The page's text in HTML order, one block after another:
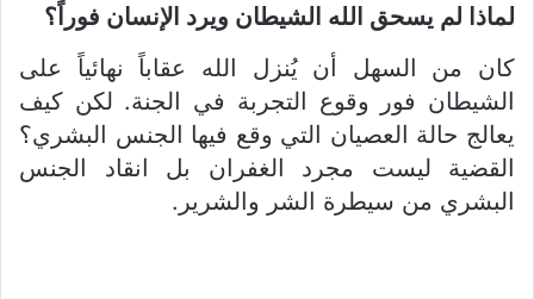
لماذا لم يسحق الله الشيطان ويرد الإنسان فوراً؟
كان من السهل أن يُنزل الله عقاباً نهائياً على
الشيطان فور وقوع التجربة في الجنة. لكن كيف
يعالج حالة العصيان التي وقع فيها الجنس البشري؟
القضية ليست مجرد الغفران بل انقاد الجنس
البشري من سيطرة الشر والشرير.